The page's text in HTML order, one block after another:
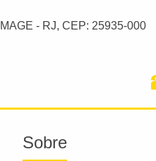
MAGE - RJ, CEP: 25935-000
Sobre